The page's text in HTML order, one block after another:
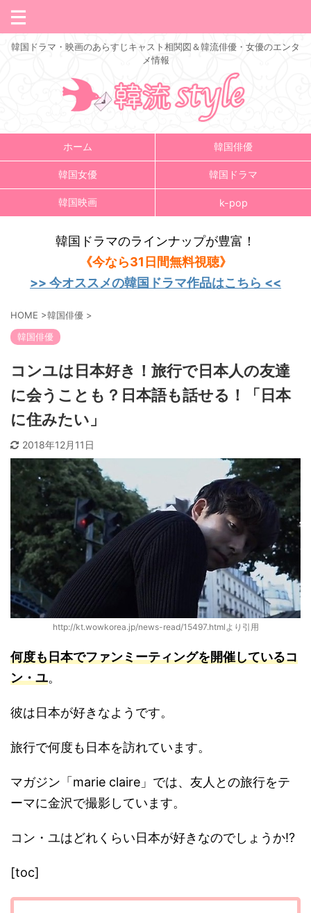
韓国ドラマ・映画のあらすじキャスト相関図＆韓流俳優・女優のエンタ
メ情報
ホーム 韓国俳優
韓国女優 韓国ドラマ
韓国映画 k-pop
韓国ドラマのラインナップが豊富！
《今なら31日間無料視聴》
>> 今オススメの韓国ドラマ作品はこちら <<
HOME >韓国俳優 >
韓国俳優
コンユは日本好き！旅行で日本人の友達
に会うことも？日本語も話せる！「日本
に住みたい」
2018年12月11日
http://kt.wowkorea.jp/news-read/15497.htmlより引用
何度も日本でファンミーティングを開催しているコ
ン・ユ。
彼は日本が好きなようです。
旅行で何度も日本を訪れています。
マガジン「marie claire」では、友人との旅行をテ
ーマに金沢で撮影しています。
コン・ユはどれくらい日本が好きなのでしょうか!?
[toc]